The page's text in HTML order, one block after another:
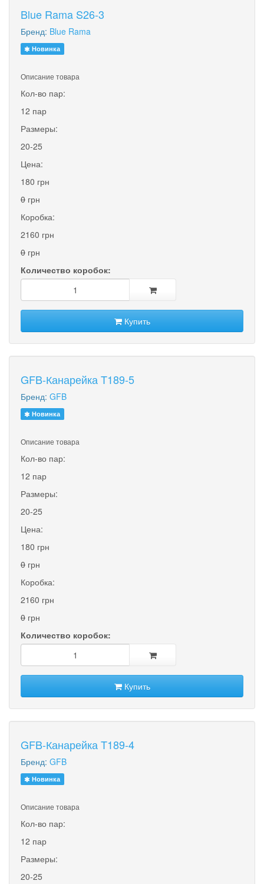
Blue Rama S26-3
Бренд: Blue Rama
Новинка
Описание товара
Кол-во пар:
12 пар
Размеры:
20-25
Цена:
180 грн
0 грн
Коробка:
2160 грн
0 грн
Количество коробок:
Купить
GFB-Канарейка T189-5
Бренд: GFB
Новинка
Описание товара
Кол-во пар:
12 пар
Размеры:
20-25
Цена:
180 грн
0 грн
Коробка:
2160 грн
0 грн
Количество коробок:
Купить
GFB-Канарейка T189-4
Бренд: GFB
Новинка
Описание товара
Кол-во пар:
12 пар
Размеры:
20-25